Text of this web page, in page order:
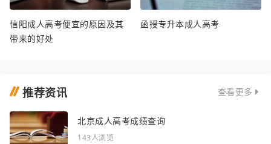
信阳成人高考便宜的原因及其
带来的好处
函授专升本成人高考
推荐资讯 查看更多
北京成人高考成绩查询
143人浏览